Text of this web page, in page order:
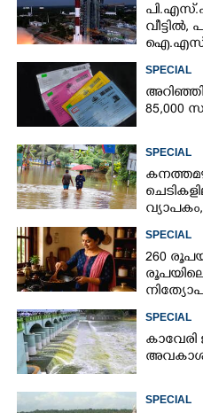
SPECIAL
85,000
SPECIAL
SPECIAL
260
SPECIAL
SPECIAL